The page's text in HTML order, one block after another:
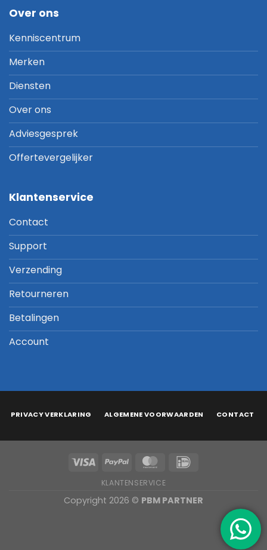
Over ons
Kenniscentrum
Merken
Diensten
Over ons
Adviesgesprek
Offertevergelijker
Klantenservice
Contact
Support
Verzending
Retourneren
Betalingen
Account
PRIVACY VERKLARING ALGEMENE VOORWAARDEN CONTACT
KLANTENSERVICE
Copyright 2026 © PBM PARTNER